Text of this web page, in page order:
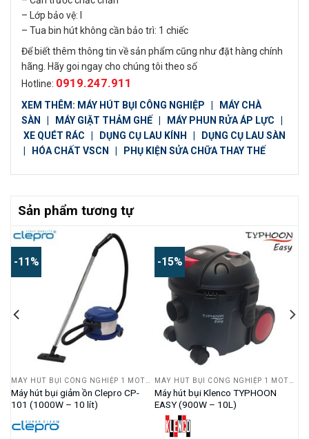
– Lớp bảo vệ: I
– Tua bin hút không cần bảo trì: 1 chiếc
Để biết thêm thông tin về sản phẩm cũng như đặt hàng chính
hãng. Hãy goi ngay cho chúng tôi theo số
Hotline: 0919.247.911
XEM THÊM: MÁY HÚT BỤI CÔNG NGHIỆP
MÁY CHÀ
SÀN
MÁY GIẶT THẢM GHẾ MÁY PHUN RỬA ÁP LỰC
XE QUÉT RÁC
DỤNG CỤ LAU KÍNH
DỤNG CỤ LAU SÀN
HÓA CHẤT VSCN PHỤ KIỆN SỬA CHỮA THAY THẾ
Sản phẩm tương tự
-11%
MÁY HÚT BỤI CÔNG NGHIỆP 1 MOTOR
Máy hút bụi giảm ồn Clepro CP-
101 (1000W – 10 lít)
-15%
MÁY HÚT BỤI CÔNG NGHIỆP 1 MOTOR
Máy hút bụi Klenco TYPHOON
EASY (900W – 10L)